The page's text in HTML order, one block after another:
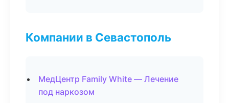
Компании в Севастополь
МедЦентр Family White — Лечение
под наркозом